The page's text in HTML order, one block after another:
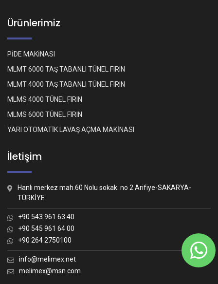
Ürünlerimiz
PİDE MAKİNASI
MLMT 6000 TAŞ TABANLI TÜNEL FIRIN
MLMT 4000 TAŞ TABANLI TÜNEL FIRIN
MLMS 4000 TÜNEL FIRIN
MLMS 6000 TÜNEL FIRIN
YARI OTOMATİK LAVAŞ AÇMA MAKİNASI
İletişim
Hanlı merkez mah.60 Nolu sokak. no 2 Arifiye-SAKARYA-
TÜRKİYE
+90 543 961 63 40
+90 545 961 64 00
+90 264 2750100
info@melimex.net
melimex@msn.com
Nasıl yardımcı olabiliriz?